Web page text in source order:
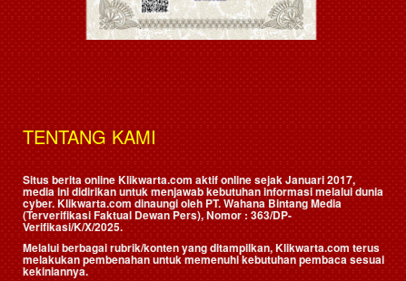
TENTANG KAMI
Situs berita online Klikwarta.com aktif online sejak Januari 2017,
media ini didirikan untuk menjawab kebutuhan informasi melalui dunia
cyber. Klikwarta.com dinaungi oleh PT. Wahana Bintang Media
(Terverifikasi Faktual Dewan Pers), Nomor : 363/DP-
Verifikasi/K/X/2025.
Melalui berbagai rubrik/konten yang ditampilkan, Klikwarta.com terus
melakukan pembenahan untuk memenuhi kebutuhan pembaca sesuai
kekiniannya.